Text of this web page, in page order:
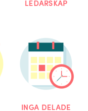
LEDARSKAP
INGA DELADE